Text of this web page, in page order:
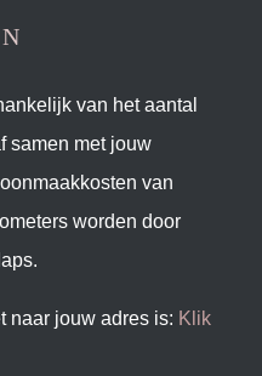
van het aantal
samen met jouw
van
worden door
naar jouw adres is: Klik